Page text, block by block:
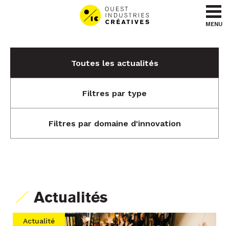
Aller au menu
Aller au contenu
MENU
Toutes les actualités
Filtres par type
Filtres par domaine d'innovation
Actualités
Actualité